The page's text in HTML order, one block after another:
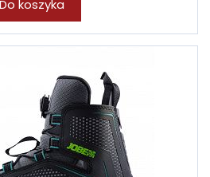
Do koszyka